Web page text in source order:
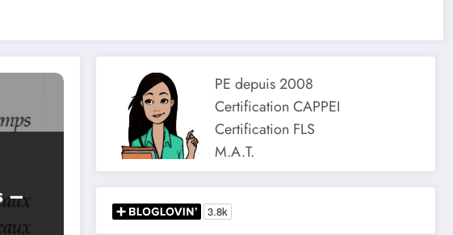
–
PE depuis 2008
Certification CAPPEI
Certification FLS
M.A.T.